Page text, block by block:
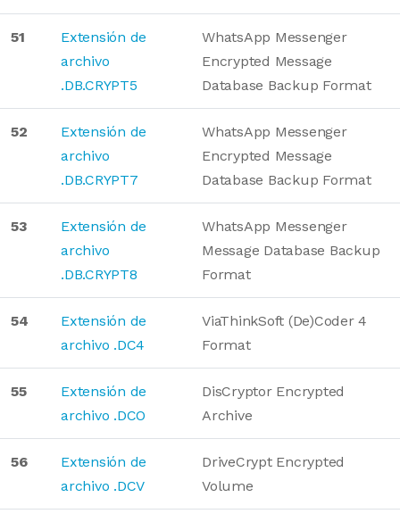
51
Extensión de
archivo
.DB.CRYPT5
WhatsApp Messenger
Encrypted Message
Database Backup Format
52
Extensión de
archivo
.DB.CRYPT7
WhatsApp Messenger
Encrypted Message
Database Backup Format
53
Extensión de
archivo
.DB.CRYPT8
WhatsApp Messenger
Message Database Backup
Format
54
Extensión de
archivo .DC4
ViaThinkSoft (De)Coder 4
Format
55
Extensión de
archivo .DCO
DisCryptor Encrypted
Archive
56
Extensión de
archivo .DCV
DriveCrypt Encrypted
Volume